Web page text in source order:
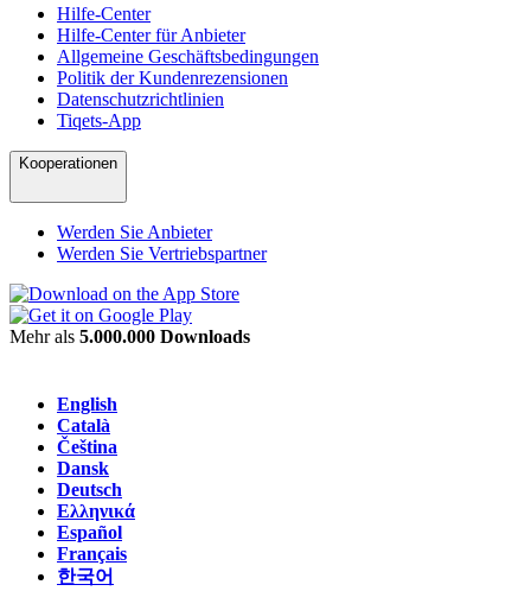
Hilfe-Center
Hilfe-Center für Anbieter
Allgemeine Geschäftsbedingungen
Politik der Kundenrezensionen
Datenschutzrichtlinien
Tiqets-App
Kooperationen
Werden Sie Anbieter
Werden Sie Vertriebspartner
Mehr als 5.000.000 Downloads
English
Català
Čeština
Dansk
Deutsch
Ελληνικά
Español
Français
한국어